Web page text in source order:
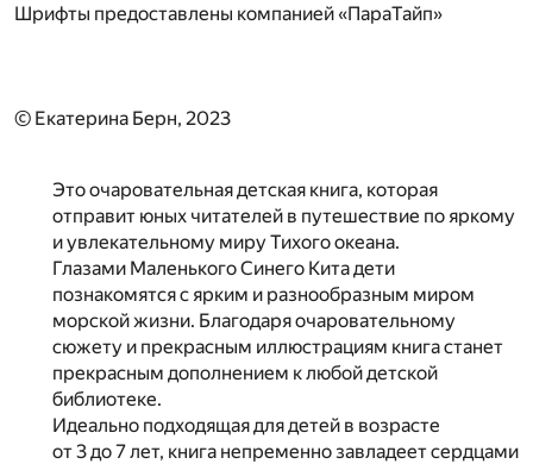
Шрифты предоставлены компанией «ПараТайп»
© Екатерина Берн, 2023
Это очаровательная детская книга, которая
отправит юных читателей в путешествие по яркому
и увлекательному миру Тихого океана.
Глазами Маленького Синего Кита дети
познакомятся с ярким и разнообразным миром
морской жизни. Благодаря очаровательному
сюжету и прекрасным иллюстрациям книга станет
прекрасным дополнением к любой детской
библиотеке.
Идеально подходящая для детей в возрасте
от 3 до 7 лет, книга непременно завладеет сердцами